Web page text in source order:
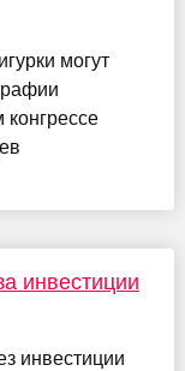
могут
инвестиции
инвестиции